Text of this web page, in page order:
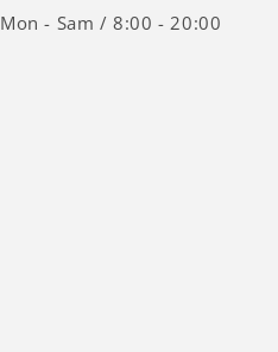
Mon - Sam / 8:00 - 20:00